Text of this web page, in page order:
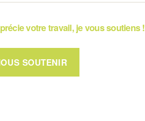
votre travail, je vous soutiens !
SOUTENIR